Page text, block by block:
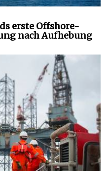
erste Offshore-
nach Aufhebung